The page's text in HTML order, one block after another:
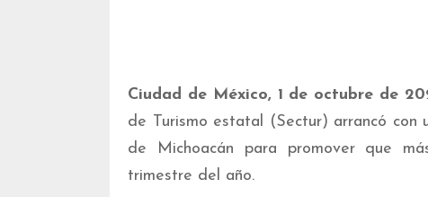
Ciudad de México, 1 de octubre de
de Turismo estatal (Sectur) arrancó con
de Michoacán para promover que
trimestre del año.